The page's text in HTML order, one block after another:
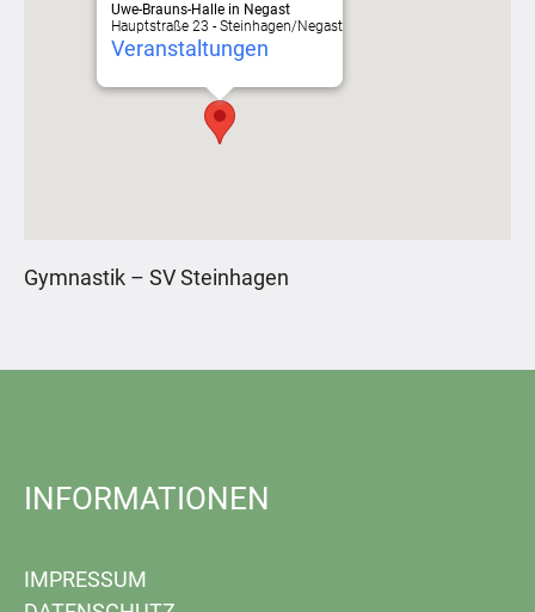
Uwe-Brauns-Halle in Negast
Hauptstraße 23 - Steinhagen/Negast
Veranstaltungen
Gymnastik – SV Steinhagen
INFORMATIONEN
IMPRESSUM